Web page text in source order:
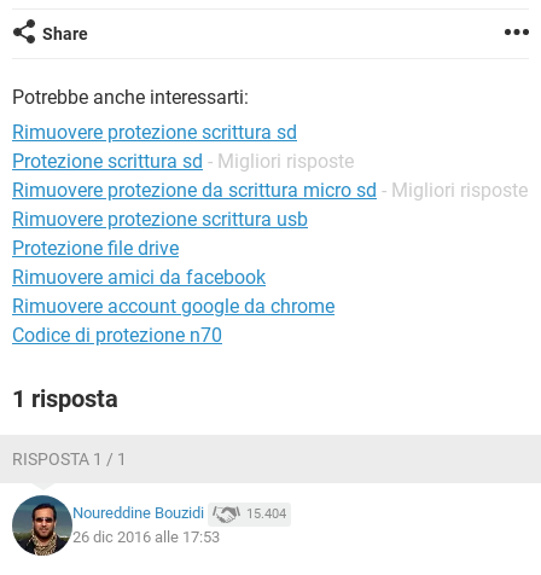
HARDWARE
Share
Potrebbe anche interessarti:
Rimuovere protezione scrittura sd
Protezione scrittura sd - Migliori risposte
Rimuovere protezione da scrittura micro sd - Migliori risposte
Rimuovere protezione scrittura usb
Protezione file drive
Rimuovere amici da facebook
Rimuovere account google da chrome
Codice di protezione n70
1 risposta
RISPOSTA 1 / 1
Noureddine Bouzidi 15.404
26 dic 2016 alle 17:53